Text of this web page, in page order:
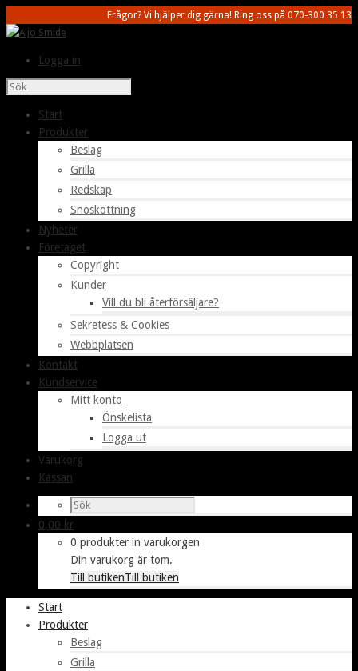
Frågor? Vi hjälper dig gärna! Ring oss på 070-300 35 13
Logga in
Start
Produkter
Beslag
Grilla
Redskap
Snöskottning
Nyheter
Företaget
Copyright
Kunder
Vill du bli återförsäljare?
Sekretess & Cookies
Webbplatsen
Kontakt
Kundservice
Mitt konto
Önskelista
Logga ut
Varukorg
Kassan
0,00 kr
0 produkter in varukorgen
Din varukorg är tom.
Till butikenTill butiken
Start
Produkter
Beslag
Grilla